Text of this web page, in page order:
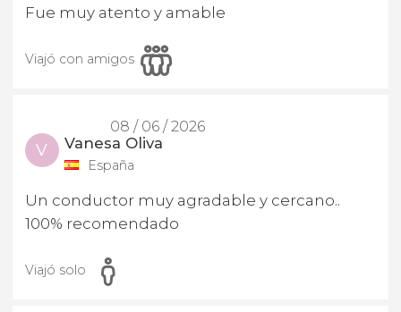
Fue muy atento y amable
Viajó con amigos
08 / 06 / 2026
V Vanesa Oliva
España
Un conductor muy agradable y cercano..
100% recomendado
Viajó solo